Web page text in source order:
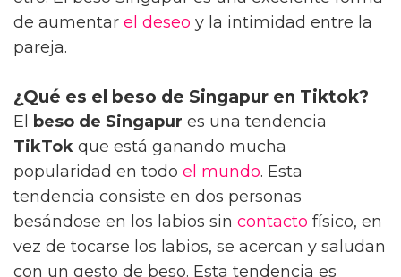
de aumentar el deseo y la intimidad entre la
pareja.
¿Qué es el beso de Singapur en Tiktok?
El beso de Singapur es una tendencia
TikTok que está ganando mucha
popularidad en todo el mundo. Esta
tendencia consiste en dos personas
besándose en los labios sin contacto físico, en
vez de tocarse los labios, se acercan y saludan
con un gesto de beso. Esta tendencia es